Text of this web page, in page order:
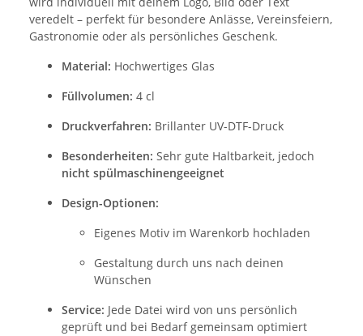
veredelt – perfekt für besondere Anlässe, Vereinsfeiern,
Gastronomie oder als persönliches Geschenk.
Material: Hochwertiges Glas
Füllvolumen: 4 cl
Druckverfahren: Brillanter UV-DTF-Druck
Besonderheiten: Sehr gute Haltbarkeit, jedoch
nicht spülmaschinengeeignet
Design-Optionen:
Eigenes Motiv im Warenkorb hochladen
Gestaltung durch uns nach deinen
Wünschen
Service: Jede Datei wird von uns persönlich
geprüft und bei Bedarf gemeinsam optimiert